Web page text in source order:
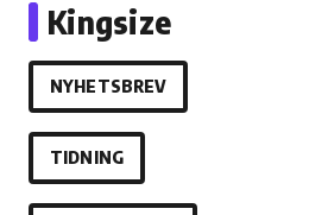
Kingsize
NYHETSBREV
TIDNING